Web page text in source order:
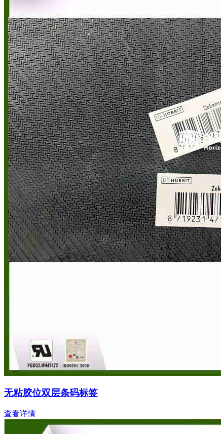
无粘胶位双层条码标签
查看详情